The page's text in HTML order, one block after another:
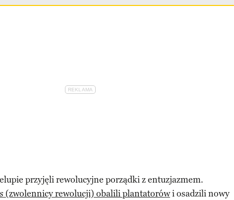
przyjęli rewolucyjne porządki z entuzjazmem.
(zwolennicy rewolucji) obalili plantatorówi osadzili nowy